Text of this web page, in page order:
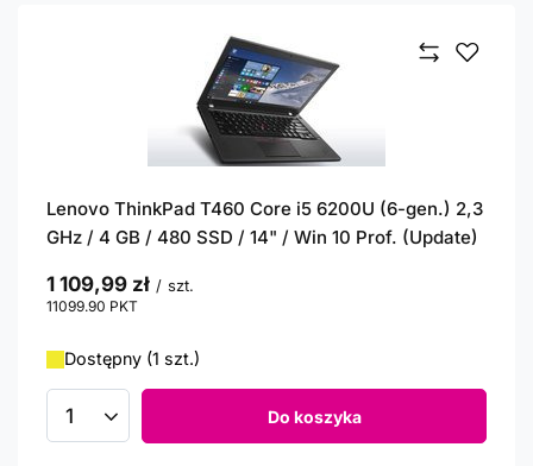
Lenovo ThinkPad T460 Core i5 6200U (6-gen.) 2,3
GHz / 4 GB / 480 SSD / 14" / Win 10 Prof. (Update)
1 109,99 zł / szt.
11099.90 PKT
Dostępny (1 szt.)
Ilość produktów Do koszyka